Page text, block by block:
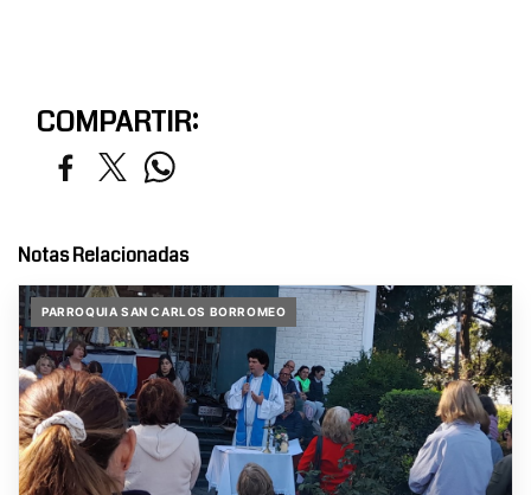
COMPARTIR:
Notas Relacionadas
PARROQUIA SAN CARLOS BORROMEO